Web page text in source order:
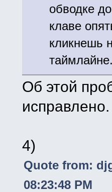
обводке
клаве
кликнешь
Об этой
исправлено.
4)
Quote from:
08:23:48 PM